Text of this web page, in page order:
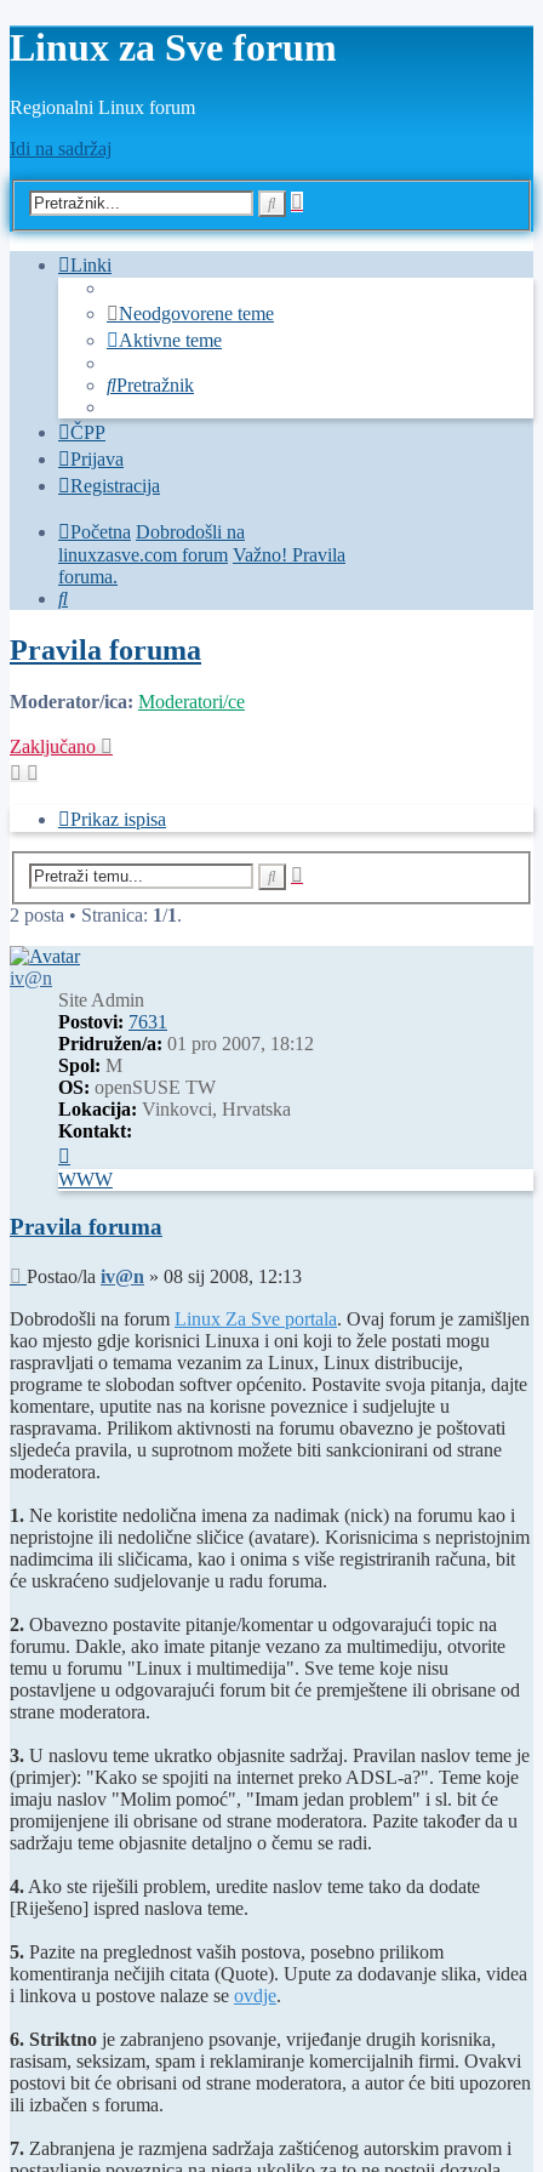
Linux za Sve forum
Regionalni Linux forum
Idi na sadržaj
Napredno
Linki
Neodgovorene teme
Aktivne teme
Pretražnik
ČPP
Prijava
Registracija
Početna Dobrodošli na
linuxzasve.com forum Važno! Pravila
foruma.
Pretražnik
Pravila foruma
Moderator/ica: Moderatori/ce
Zaključano
Prikaz ispisa
2 posta • Stranica: 1/1.
iv@n
Site Admin
Postovi: 7631
Pridružen/a: 01 pro 2007, 18:12
Spol: M
OS: openSUSE TW
Lokacija: Vinkovci, Hrvatska
Kontakt:
korisnika/cu
iv@n
WWW
Pravila foruma
Post
Postao/la iv@n » 08 sij 2008, 12:13
Dobrodošli na forum Linux Za Sve portala. Ovaj forum je zamišljen
kao mjesto gdje korisnici Linuxa i oni koji to žele postati mogu
raspravljati o temama vezanim za Linux, Linux distribucije,
programe te slobodan softver općenito. Postavite svoja pitanja, dajte
komentare, uputite nas na korisne poveznice i sudjelujte u
raspravama. Prilikom aktivnosti na forumu obavezno je poštovati
sljedeća pravila, u suprotnom možete biti sankcionirani od strane
moderatora.
1. Ne koristite nedolična imena za nadimak (nick) na forumu kao i
nepristojne ili nedolične sličice (avatare). Korisnicima s nepristojnim
nadimcima ili sličicama, kao i onima s više registriranih računa, bit
će uskraćeno sudjelovanje u radu foruma.
2. Obavezno postavite pitanje/komentar u odgovarajući topic na
forumu. Dakle, ako imate pitanje vezano za multimediju, otvorite
temu u forumu "Linux i multimedija". Sve teme koje nisu
postavljene u odgovarajući forum bit će premještene ili obrisane od
strane moderatora.
3. U naslovu teme ukratko objasnite sadržaj. Pravilan naslov teme je
(primjer): "Kako se spojiti na internet preko ADSL-a?". Teme koje
imaju naslov "Molim pomoć", "Imam jedan problem" i sl. bit će
promijenjene ili obrisane od strane moderatora. Pazite također da u
sadržaju teme objasnite detaljno o čemu se radi.
4. Ako ste riješili problem, uredite naslov teme tako da dodate
[Riješeno] ispred naslova teme.
5. Pazite na preglednost vaših postova, posebno prilikom
komentiranja nečijih citata (Quote). Upute za dodavanje slika, videa
i linkova u postove nalaze se ovdje.
6. Striktno je zabranjeno psovanje, vrijeđanje drugih korisnika,
rasisam, seksizam, spam i reklamiranje komercijalnih firmi. Ovakvi
postovi bit će obrisani od strane moderatora, a autor će biti upozoren
ili izbačen s foruma.
7. Zabranjena je razmjena sadržaja zaštićenog autorskim pravom i